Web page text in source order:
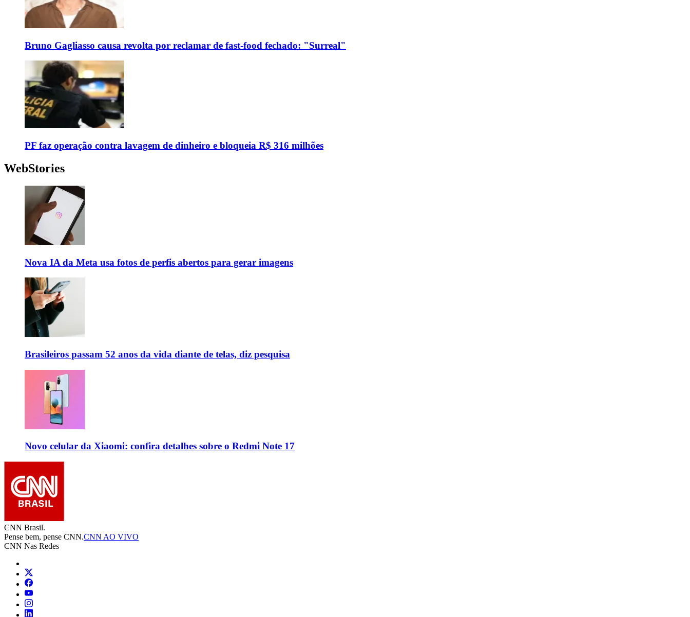
Bruno Gagliasso causa revolta por reclamar de fast-food fechado: "Surreal"
PF faz operação contra lavagem de dinheiro e bloqueia R$ 316 milhões
WebStories
Nova IA da Meta usa fotos de perfis abertos para gerar imagens
Brasileiros passam 52 anos da vida diante de telas, diz pesquisa
Novo celular da Xiaomi: confira detalhes sobre o Redmi Note 17
CNN Brasil.
Pense bem, pense CNN.CNN AO VIVO
CNN Nas Redes